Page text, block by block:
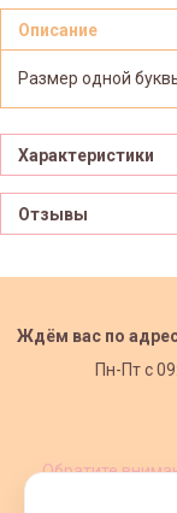
Описание
Размер одной
Характеристики
Отзывы
Ждём вас по
Пн-Пт с
Обратите